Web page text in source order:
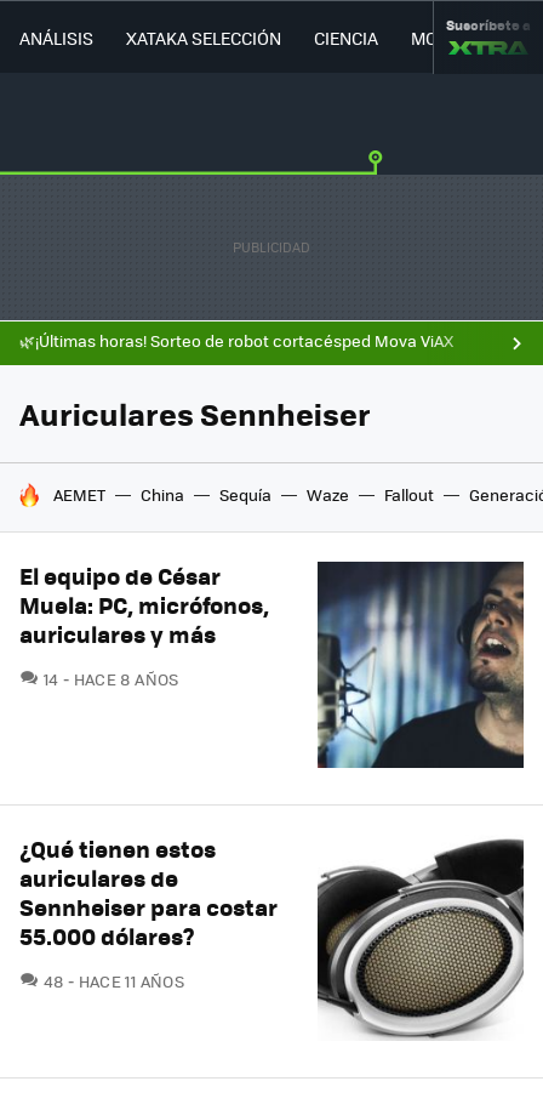
ANÁLISIS XATAKA SELECCIÓN CIENCIA MOVILIDAD
Suscríbete a
🌿¡Últimas horas! Sorteo de robot cortacésped Mova ViAX
Auriculares Sennheiser
HOY SE HABLA DE
AEMET China Sequía Waze Fallout
El equipo de César
Muela: PC, micrófonos,
auriculares y más
14 COMENTARIOS
HACE 8 AÑOS
¿Qué tienen estos
auriculares de
Sennheiser para costar
55.000 dólares?
48 COMENTARIOS
HACE 11 AÑOS